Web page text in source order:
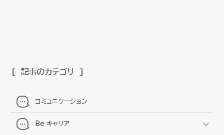
記事のカテゴリ
コミュニケーション
Be キャリア